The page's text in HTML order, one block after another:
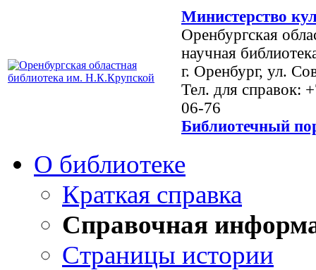
Министерство
Оренбургская
научная
г. Оренбург, ул.
Тел. для справок:
06-76
Библиотечный
О библиотеке
Краткая справка
Справочная
Страницы истории